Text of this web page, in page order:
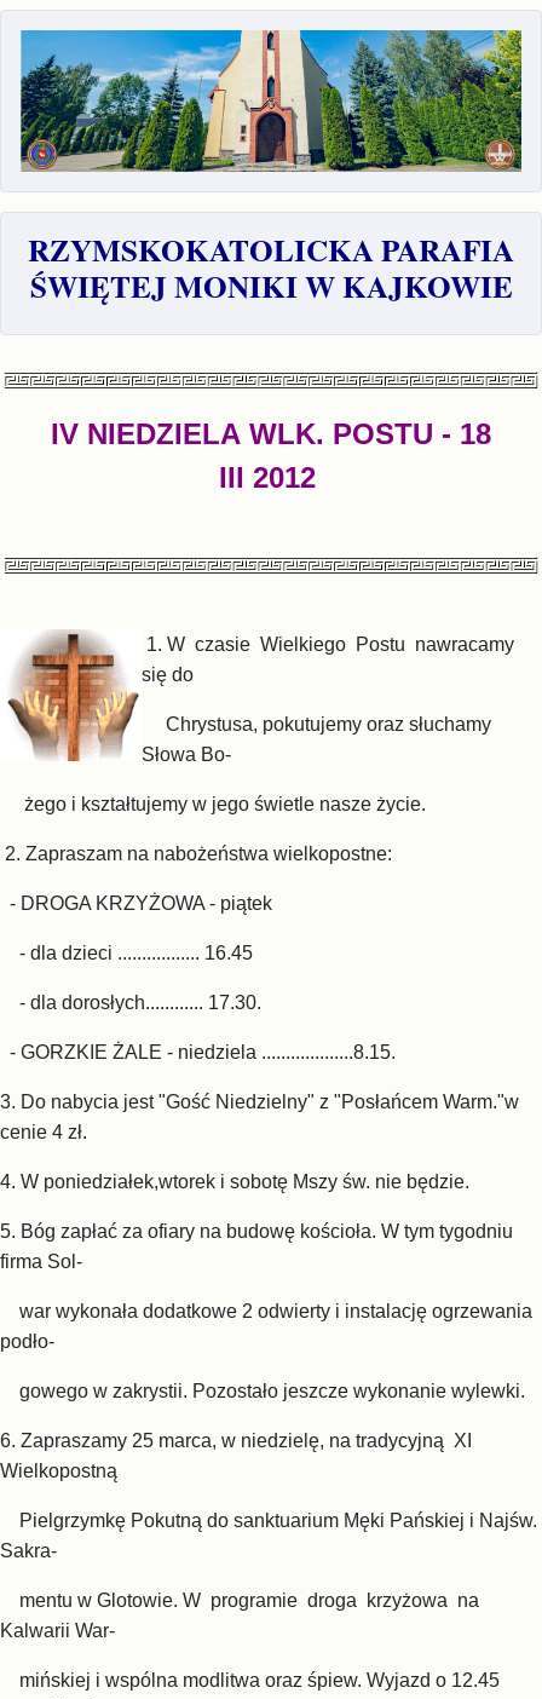
RZYMSKOKATOLICKA PARAFIA
ŚWIĘTEJ MONIKI W KAJKOWIE
IV NIEDZIELA WLK. POSTU - 18
III 2012
1. W czasie Wielkiego Postu nawracamy
się do
Chrystusa, pokutujemy oraz słuchamy
Słowa Bo-
żego i kształtujemy w jego świetle nasze życie.
2. Zapraszam na nabożeństwa wielkopostne:
- DROGA KRZYŻOWA - piątek
- dla dzieci ................. 16.45
- dla dorosłych............ 17.30.
- GORZKIE ŻALE - niedziela ...................8.15.
3. Do nabycia jest "Gość Niedzielny" z "Posłańcem Warm."w
cenie 4 zł.
4. W poniedziałek,wtorek i sobotę Mszy św. nie będzie.
5. Bóg zapłać za ofiary na budowę kościoła. W tym tygodniu
firma Sol-
war wykonała dodatkowe 2 odwierty i instalację ogrzewania
podło-
gowego w zakrystii. Pozostało jeszcze wykonanie wylewki.
6. Zapraszamy 25 marca, w niedzielę, na tradycyjną XI
Wielkopostną
Pielgrzymkę Pokutną do sanktuarium Męki Pańskiej i Najśw.
Sakra-
mentu w Glotowie. W programie droga krzyżowa na
Kalwarii War-
mińskiej i wspólna modlitwa oraz śpiew. Wyjazd o 12.45